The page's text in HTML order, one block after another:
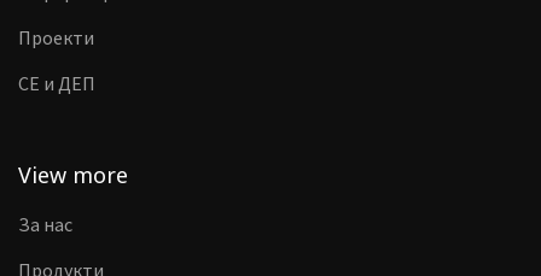
Проекти
CE и ДЕП
View more
За нас
Продукти